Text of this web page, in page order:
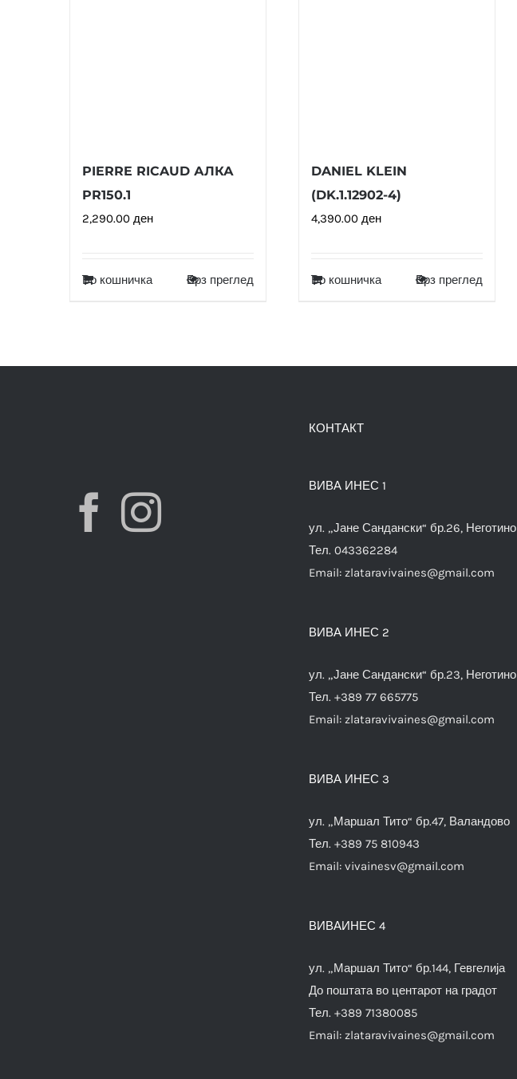
PIERRE RICAUD АЛКА
PR150.1
2,290.00 ден
Во кошничка Брз преглед
DANIEL KLEIN
(DK.1.12902-4)
4,390.00 ден
Во кошничка Брз преглед
КОНТАКТ
ВИВА ИНЕС 1
ул. „Јане Сандански“ бр.26, Неготино
Тел. 043362284
Email: zlataravivaines@gmail.com
ВИВА ИНЕС 2
ул. „Јане Сандански“ бр.23, Неготино
Тел. +389 77 665775
Email: zlataravivaines@gmail.com
ВИВА ИНЕС 3
ул. „Маршал Тито“ бр.47, Валандово
Тел. +389 75 810943
Email: vivainesv@gmail.com
ВИВАИНЕС 4
ул. „Маршал Тито“ бр.144, Гевгелија
До поштата во центарот на градот
Тел. +389 71380085
Email: zlataravivaines@gmail.com